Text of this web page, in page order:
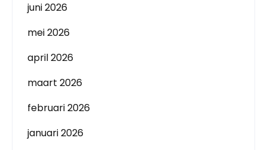
juni 2026
mei 2026
april 2026
maart 2026
februari 2026
januari 2026